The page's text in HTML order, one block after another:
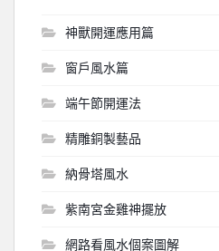
神獸開運應用篇
窗戶風水篇
端午節開運法
精雕銅製藝品
納骨塔風水
紫南宮金雞神擺放
網路看風水個案圖解